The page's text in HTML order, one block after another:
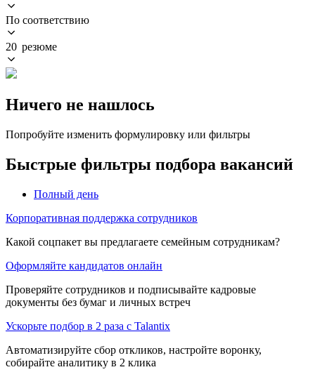
По соответствию
20 резюме
Ничего не нашлось
Попробуйте изменить формулировку или фильтры
Быстрые фильтры подбора вакансий
Полный день
Корпоративная поддержка сотрудников
Какой соцпакет вы предлагаете семейным сотрудникам?
Оформляйте кандидатов онлайн
Проверяйте сотрудников и подписывайте кадровые
документы без бумаг и личных встреч
Ускорьте подбор в 2 раза с Talantix
Автоматизируйте сбор откликов, настройте воронку,
собирайте аналитику в 2 клика